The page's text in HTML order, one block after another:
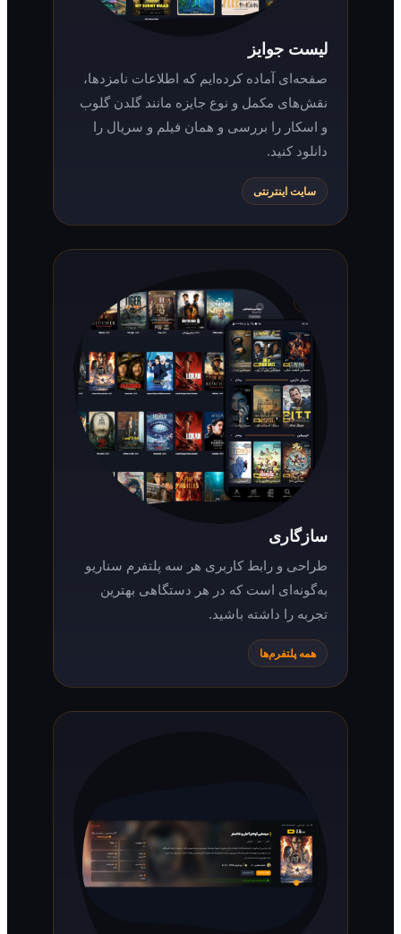
لیست جوایز
صفحه‌ای آماده کرده‌ایم که اطلاعات نامزدها،
نقش‌های مکمل و نوع جایزه مانند گلدن گلوب
و اسکار را بررسی و همان فیلم و سریال را
سایت اینترنتی
طراحی و رابط کاربری هر سه پلتفرم سناریو
به‌گونه‌ای است که در هر دستگاهی بهترین
تجربه را داشته باشید.
همه پلتفرم‌ها